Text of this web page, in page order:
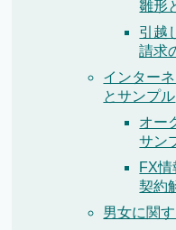
雛形
引越
請求
インター
とサンプル
オー
サン
FX
契約
男女に関